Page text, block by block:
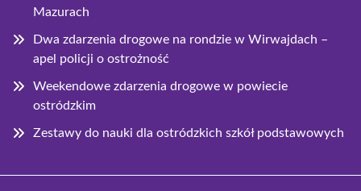
Mazurach
Dwa zdarzenia drogowe na rondzie w Wirwajdach –
apel policji o ostrożność
Weekendowe zdarzenia drogowe w powiecie
ostródzkim
Zestawy do nauki dla ostródzkich szkół podstawowych